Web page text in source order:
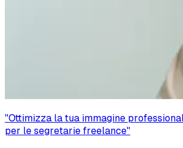
"Ottimizza la tua immagine
per le segretarie freelance"